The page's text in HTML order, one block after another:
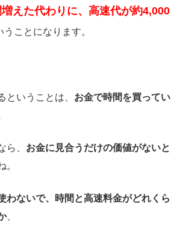
えた代わりに、高速代が約4,000
うことになります。
ということは、 お金で時間を買ってい
ら、 お金に見合うだけの価値がないと
。
わないで、時間と高速料金がどれくら
、